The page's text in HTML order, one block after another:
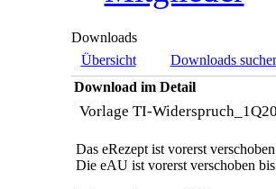
Downloads
Übersicht
Downloads
Download im Detail
Vorlage TI-
Das eRezept ist vorerst
Die eAU ist vorerst verschoben